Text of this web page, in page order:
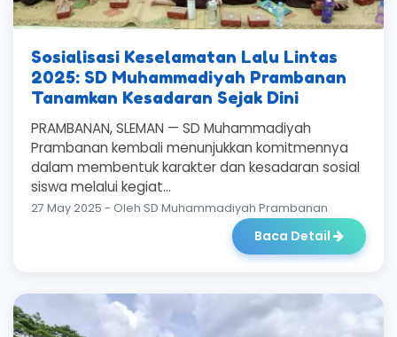
Sosialisasi Keselamatan Lalu Lintas
2025: SD Muhammadiyah Prambanan
Tanamkan Kesadaran Sejak Dini
PRAMBANAN, SLEMAN — SD Muhammadiyah
Prambanan kembali menunjukkan komitmennya
dalam membentuk karakter dan kesadaran sosial
siswa melalui kegiat...
27 May 2025 - Oleh SD Muhammadiyah Prambanan
Baca Detail